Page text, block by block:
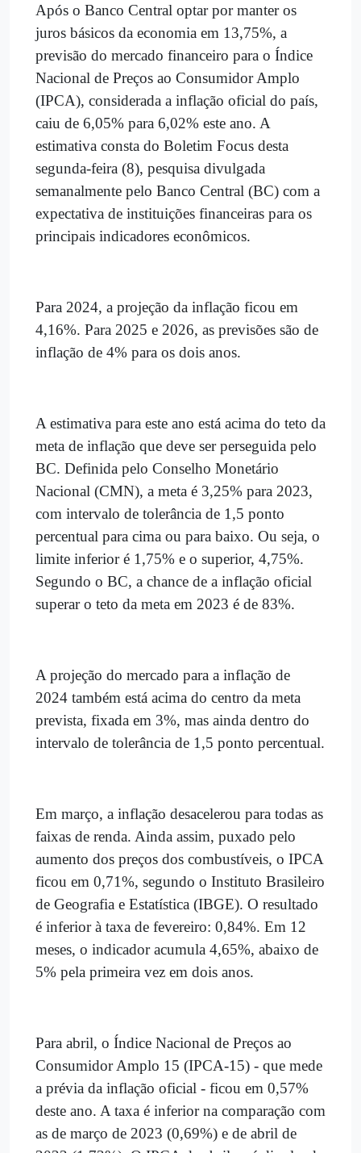
Após o Banco Central optar por manter os
juros básicos da economia em 13,75%, a
previsão do mercado financeiro para o Índice
Nacional de Preços ao Consumidor Amplo
(IPCA), considerada a inflação oficial do país,
caiu de 6,05% para 6,02% este ano. A
estimativa consta do Boletim Focus desta
segunda-feira (8), pesquisa divulgada
semanalmente pelo Banco Central (BC) com a
expectativa de instituições financeiras para os
principais indicadores econômicos.
Para 2024, a projeção da inflação ficou em
4,16%. Para 2025 e 2026, as previsões são de
inflação de 4% para os dois anos.
A estimativa para este ano está acima do teto da
meta de inflação que deve ser perseguida pelo
BC. Definida pelo Conselho Monetário
Nacional (CMN), a meta é 3,25% para 2023,
com intervalo de tolerância de 1,5 ponto
percentual para cima ou para baixo. Ou seja, o
limite inferior é 1,75% e o superior, 4,75%.
Segundo o BC, a chance de a inflação oficial
superar o teto da meta em 2023 é de 83%.
A projeção do mercado para a inflação de
2024 também está acima do centro da meta
prevista, fixada em 3%, mas ainda dentro do
intervalo de tolerância de 1,5 ponto percentual.
Em março, a inflação desacelerou para todas as
faixas de renda. Ainda assim, puxado pelo
aumento dos preços dos combustíveis, o IPCA
ficou em 0,71%, segundo o Instituto Brasileiro
de Geografia e Estatística (IBGE). O resultado
é inferior à taxa de fevereiro: 0,84%. Em 12
meses, o indicador acumula 4,65%, abaixo de
5% pela primeira vez em dois anos.
Para abril, o Índice Nacional de Preços ao
Consumidor Amplo 15 (IPCA-15) - que mede
a prévia da inflação oficial - ficou em 0,57%
deste ano. A taxa é inferior na comparação com
as de março de 2023 (0,69%) e de abril de